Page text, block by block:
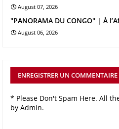
August 07, 2026
"PANORAMA DU CONGO" | À
August 06, 2026
ENREGISTRER UN COMMENTAIRE
* Please Don't Spam Here. All
by Admin.